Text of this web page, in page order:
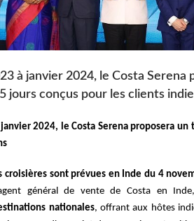
à janvier 2024, le Costa Serena
jours conçus pour les clients
2024, le Costa Serena proposera
croisières sont prévues en Inde du 4
général de vente de Costa en
nationales, offrant aux hôtes